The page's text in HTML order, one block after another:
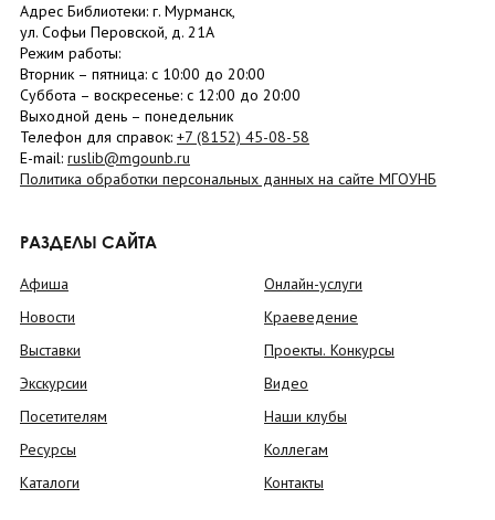
Адрес Библиотеки: г. Мурманск,
ул. Софьи Перовской, д. 21А
Режим работы:
Вторник – пятница: с 10:00 до 20:00
Суббота – воскресенье: c 12:00 до 20:00
Выходной день – понедельник
Телефон для справок: +7 (8152) 45-08-58
E-mail: ruslib@mgounb.ru
Политика обработки персональных данных на сайте МГОУНБ
РАЗДЕЛЫ САЙТА
Афиша
Новости
Выставки
Экскурсии
Посетителям
Ресурсы
Каталоги
Онлайн-услуги
Краеведение
Проекты. Конкурсы
Видео
Наши клубы
Коллегам
Контакты